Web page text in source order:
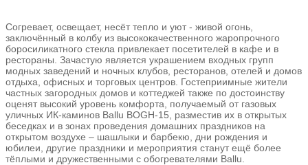
Согревает, освещает, несёт тепло и уют - живой огонь,
заключённый в колбу из высококачественного жаропрочного
боросиликатного стекла привлекает посетителей в кафе и в
рестораны. Зачастую является украшением входных групп
модных заведений и ночных клубов, ресторанов, отелей и домов
отдыха, офисных и торговых центров. Гостеприимные жители
частных загородных домов и коттеджей также по достоинству
оценят высокий уровень комфорта, получаемый от газовых
уличных ИК-каминов Ballu BOGH-15, разместив их в открытых
беседках и в зонах проведения домашних праздников на
открытом воздухе – шашлыки и барбекю, дни рождения и
юбилеи, другие праздники и мероприятия станут ещё более
тёплыми и дружественными с обогревателями Ballu.